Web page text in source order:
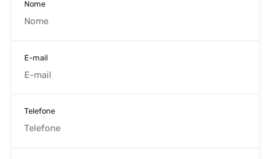
Nome
E-mail
Telefone